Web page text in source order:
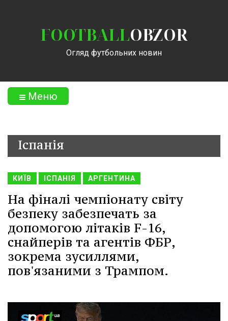
FOOTBALLOBZOR
Огляд футбольних новин
Меню
Іспанія
КИЇВ ІСПАНІЯ АРГЕНТИНА
На фіналі чемпіонату світу
безпеку забезпечать за
допомогою літаків F-16,
снайперів та агентів ФБР,
зокрема зусиллями,
пов'язаними з Трампом.